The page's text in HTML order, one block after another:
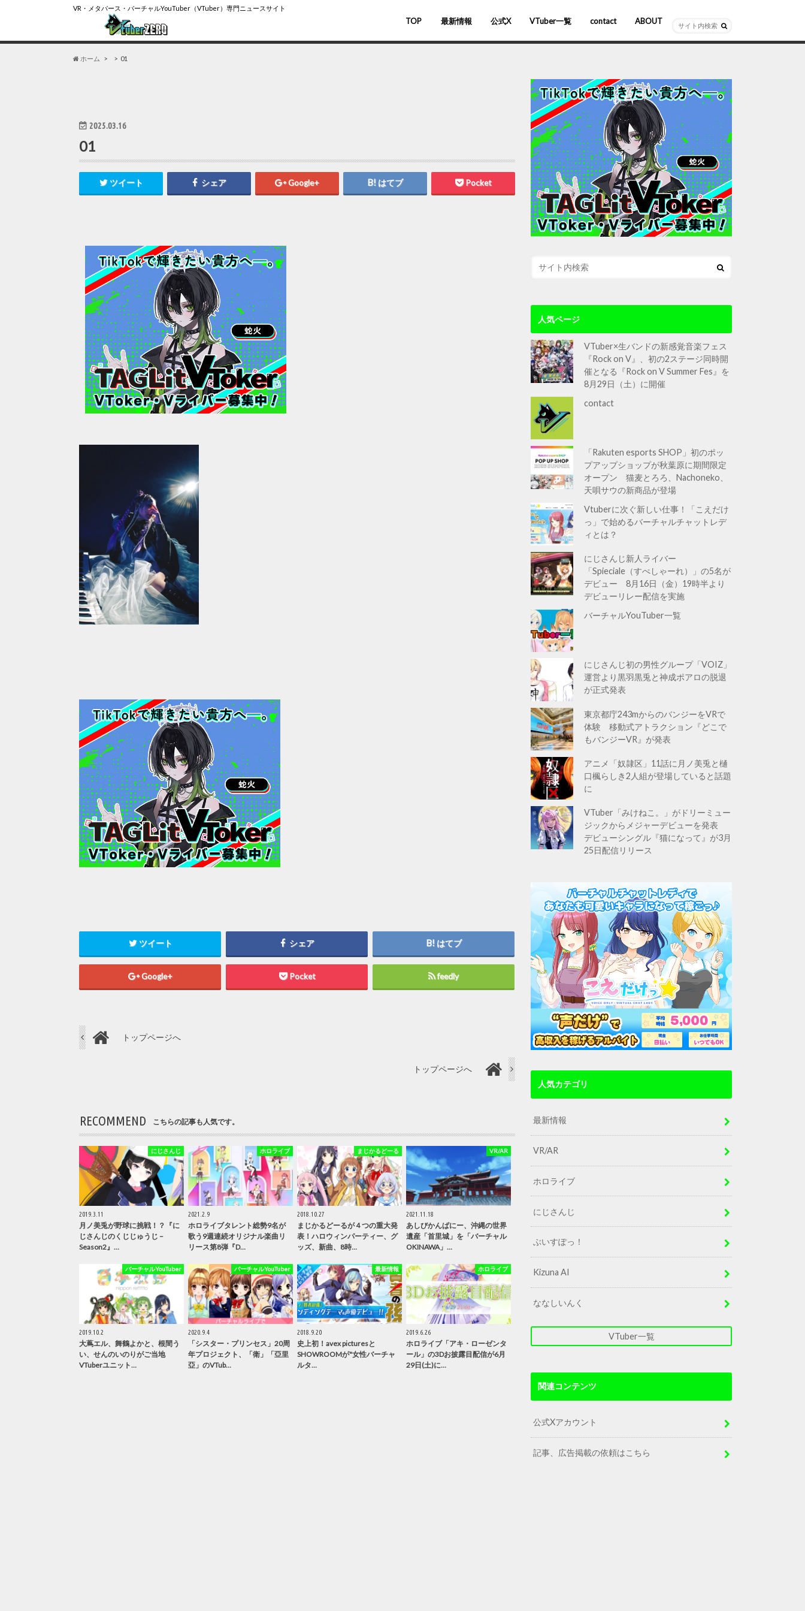
VR・メタバース・バーチャルYouTuber（VTuber）専門ニュースサイト
TOP 最新情報 公式X VTuber一覧
バーチャルYouTuber
VR/AR
ホロライブ
にじさんじ
ななしいんく
ぶいすぽっ！
contact ABOUT
ホーム 01
2025.03.16
01
ツイート シェア Google+ はてブ Pocket
ツイート シェア はてブ
Google+ Pocket feedly
トップページへ
トップページへ
RECOMMEND こちらの記事も人気です。
にじさんじ
2019.3.11
月ノ美兎が野球に挑戦！？『に
じさんじのくじじゅうじ –
Season2』…
ホロライブ
2021.2.9
ホロライブタレント総勢9名が
歌う9週連続オリジナル楽曲リ
リース第8弾『D…
まじかるどーる
2018.10.27
まじかるどーるが４つの重大発
表！ハロウィンパーティー、グ
ッズ、新曲、8時…
VR/AR
2021.11.18
あしびかんぱにー、沖縄の世界
遺産「首里城」を「バーチャル
OKINAWA」…
バーチャルYouTuber
2019.10.2
大蔦エル、舞鶴よかと、根間う
い、せんのいのりがご当地
VTuberユニット…
バーチャルYouTuber
2020.9.4
「シスター・プリンセス」20周
年プロジェクト、「衛」「亞里
亞」のVTub…
最新情報
2018.9.20
史上初！avex picturesと
SHOWROOMが"女性バーチャ
ルタ…
ホロライブ
2019.6.26
ホロライブ「アキ・ローゼンタ
ール」の3Dお披露目配信が6月
29日(土)に…
人気ページ
VTuber×生バンドの新感覚音楽フェス
『Rock on V』、初の2ステージ同時開
催となる『Rock on V Summer Fes』を
8月29日（土）に開催
contact
「Rakuten esports SHOP」初のポッ
プアップショップが秋葉原に期間限定
オープン 猫麦とろろ、Nachoneko、
天唄サウの新商品が登場
Vtuberに次ぐ新しい仕事！「こえだけ
っ」で始めるバーチャルチャットレデ
ィとは？
にじさんじ新人ライバー
「Spieciale（すぺしゃーれ）」の5名が
デビュー 8月16日（金）19時半より
デビューリレー配信を実施
バーチャルYouTuber一覧
にじさんじ初の男性グループ「VOIZ」
運営より黒羽黒兎と神成ポアロの脱退
が正式発表
東京都庁243mからのバンジーをVRで
体験 移動式アトラクション『どこで
もバンジーVR』が発表
アニメ「奴隷区」11話に月ノ美兎と樋
口楓らしき2人組が登場していると話題
に
VTuber「みけねこ。」がドリーミュー
ジックからメジャーデビューを発表
デビューシングル『猫になって』が3月
25日配信リリース
人気カテゴリ
最新情報
VR/AR
ホロライブ
にじさんじ
ぶいすぽっ！
Kizuna AI
ななしいんく
VTuber一覧
関連コンテンツ
公式Xアカウント
記事、広告掲載の依頼はこちら